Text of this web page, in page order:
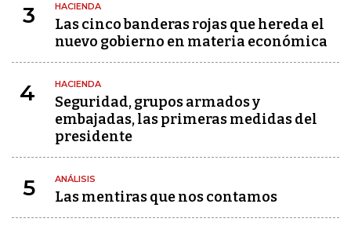
3 HACIENDA
Las cinco banderas rojas que hereda el
nuevo gobierno en materia económica
4 HACIENDA
Seguridad, grupos armados y
embajadas, las primeras medidas del
presidente
5 ANÁLISIS
Las mentiras que nos contamos